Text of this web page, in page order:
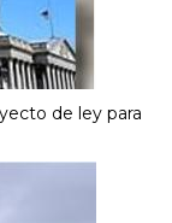
de ley para